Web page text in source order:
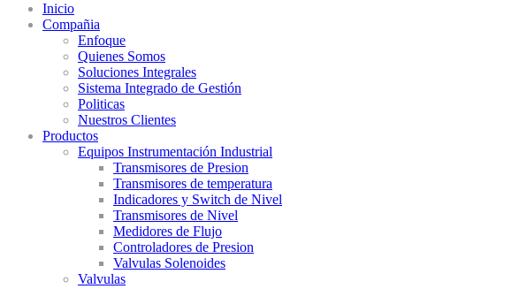
Inicio
Compañia
Enfoque
Quienes Somos
Soluciones Integrales
Sistema Integrado de Gestión
Politicas
Nuestros Clientes
Productos
Equipos Instrumentación Industrial
Transmisores de Presion
Transmisores de temperatura
Indicadores y Switch de Nivel
Transmisores de Nivel
Medidores de Flujo
Controladores de Presion
Valvulas Solenoides
Valvulas